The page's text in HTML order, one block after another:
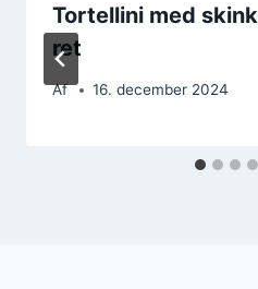
Tortellini med
ret
Af 16. december 2024